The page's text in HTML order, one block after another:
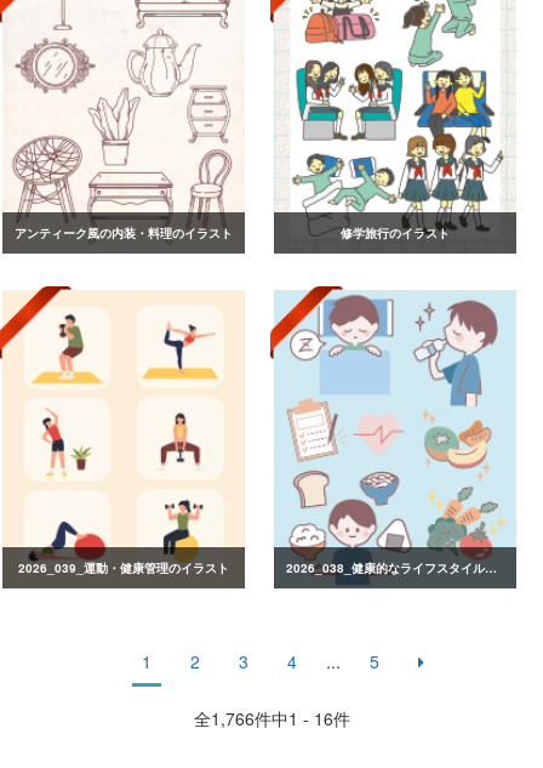
アンティーク風の内装・料理のイラスト 修学旅行のイラスト
2026_039_運動・健康管理のイラスト 2026_038_健康的なライフスタイルのイラスト
1 2 3 4 ... 5
全1,766件中1 - 16件